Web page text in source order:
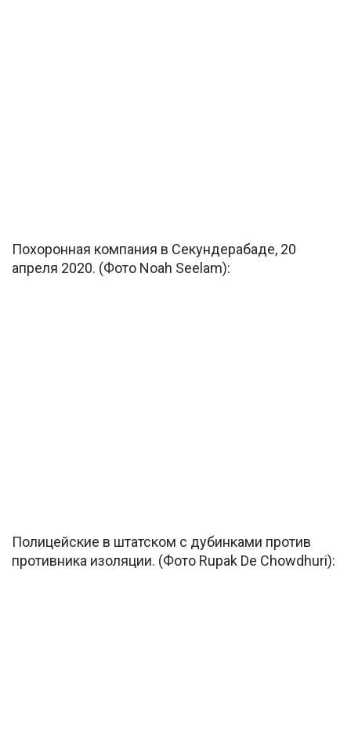
Похоронная компания в Секундерабаде, 20
апреля 2020. (Фото Noah Seelam):
Полицейские в штатском с дубинками против
противника изоляции. (Фото Rupak De Chowdhuri):